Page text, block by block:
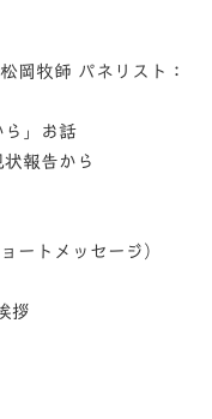
岡牧師 パネリスト：
ら」お話
報告から
ートメッセージ）
拶